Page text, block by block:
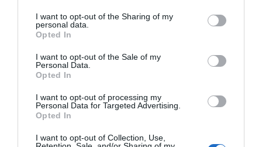
I want to opt-out of the Sharing of my
personal data.
Opted In
I want to opt-out of the Sale of my
Personal Data.
Opted In
I want to opt-out of processing my
Personal Data for Targeted Advertising.
Opted In
I want to opt-out of Collection, Use,
RELACIONADES